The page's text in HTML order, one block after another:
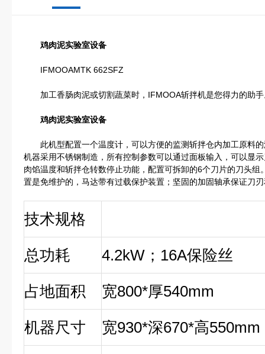
鸡肉泥实验室设备
IFMOOAMTK 662SFZ
加工香肠肉泥或切割蔬菜时，IFMOOA斩拌机是您得力的助手
鸡肉泥实验室设备
此机型配置一个温度计，可以方便的监测斩拌仓内加工原料的
机器采用不锈钢制造，所有控制参数可以通过面板输入，可以显
肉馅温度和斩拌仓转数停止功能，配置可拆卸的6个刀片的刀头
置是免维护的，马达带有过载保护装置；坚固的加固轴承保证刀
技术规格
总功耗 4.2kW ；16A保险丝
占地面积 宽800*厚540mm
机器尺寸 宽930*深670*高550mm